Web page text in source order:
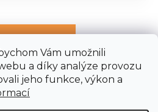
Vám umožnili
a díky analýze provozu
jeho funkce, výkon a